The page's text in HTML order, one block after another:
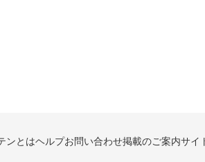
ンとはヘルプお問い合わせ掲載のご案内サイ